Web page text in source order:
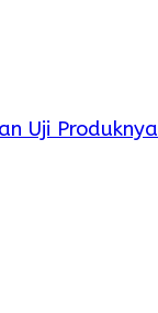
Uji Produknya